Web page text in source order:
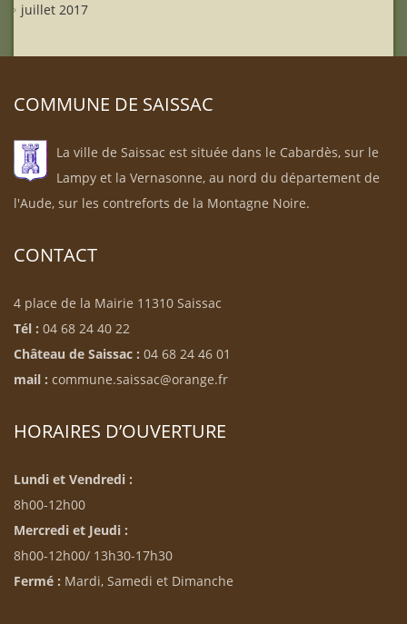
juillet 2017
COMMUNE DE SAISSAC
La ville de Saissac est située dans le Cabardès, sur le
Lampy et la Vernasonne, au nord du département de
l'Aude, sur les contreforts de la Montagne Noire.
CONTACT
4 place de la Mairie 11310 Saissac
Tél : 04 68 24 40 22
Château de Saissac : 04 68 24 46 01
mail : commune.saissac@orange.fr
HORAIRES D’OUVERTURE
Lundi et Vendredi :
8h00-12h00
Mercredi et Jeudi :
8h00-12h00/ 13h30-17h30
Fermé : Mardi, Samedi et Dimanche